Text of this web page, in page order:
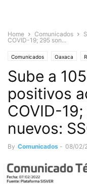
Home Comunicados
COVID-19; 295 son...
Comunicados Oaxaca
Sube a
positivos
COVID-
nuevos:
By Comunicados - 08/02/